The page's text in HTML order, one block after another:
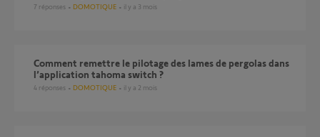
7 réponses DOMOTIQUE il y a 3 mois
Comment remettre le pilotage des lames de pergolas dans
l’application tahoma switch ?
4 réponses DOMOTIQUE il y a 2 mois